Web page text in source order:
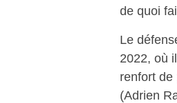
de quoi
Le
2022, où
renfort
(Adrien